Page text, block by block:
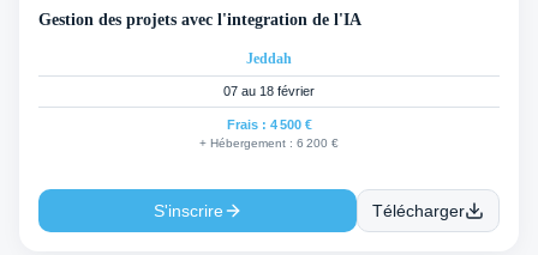
Gestion des projets avec l'integration de l'IA
Jeddah
07 au 18 février
Frais : 4 500 €
+ Hébergement : 6 200 €
S'inscrire Télécharger